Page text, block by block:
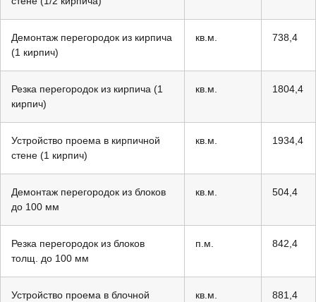
Демонтаж перегородок из кирпича
(1 кирпич)
кв.м. 738,4
Резка перегородок из кирпича (1
кирпич)
кв.м. 1804,4
Устройство проема в кирпичной
стене (1 кирпич)
кв.м. 1934,4
Демонтаж перегородок из блоков
до 100 мм
кв.м. 504,4
Резка перегородок из блоков
толщ. до 100 мм
п.м. 842,4
Устройство проема в блочной
кв.м. 881,4